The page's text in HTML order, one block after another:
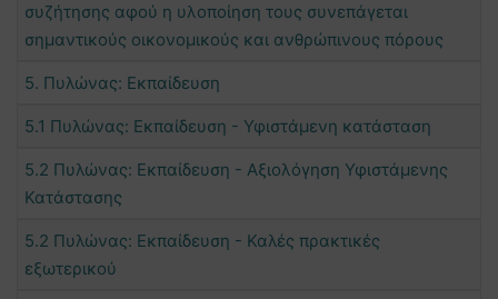
συζήτησης αφού η υλοποίηση τους συνεπάγεται
σημαντικούς οικονομικούς και ανθρώπινους πόρους
5. Πυλώνας: Εκπαίδευση
5.1 Πυλώνας: Εκπαίδευση - Υφιστάμενη κατάσταση
5.2 Πυλώνας: Εκπαίδευση - Αξιολόγηση Υφιστάμενης
Κατάστασης
5.2 Πυλώνας: Εκπαίδευση - Καλές πρακτικές
εξωτερικού